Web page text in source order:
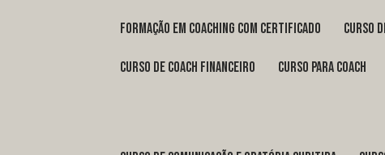
formação em coaching com certificado curso
curso de coach financeiro curso para coach